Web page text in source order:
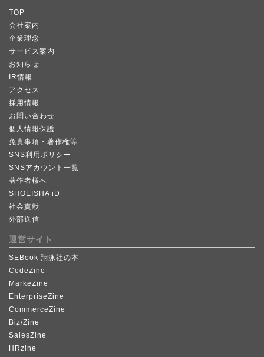
TOP
会社案内
企業理念
サービス案内
お知らせ
IR情報
アクセス
採用情報
お問い合わせ
個人情報保護
免責事項・著作権等
SNS利用ポリシー
SNSアカウント一覧
著作者様へ
SHOEISHA iD
社会貢献
外部送信
運営サイト
SEBook 翔泳社の本
CodeZine
MarkeZine
EnterpriseZine
CommerceZine
Biz/Zine
SalesZine
HRzine